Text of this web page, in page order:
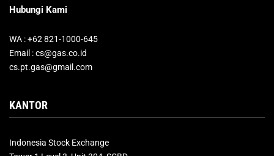
Hubungi Kami
WA : +62 821-1000-645
Email : cs@gas.co.id
cs.pt.gas@gmail.com
KANTOR
Indonesia Stock Exchange